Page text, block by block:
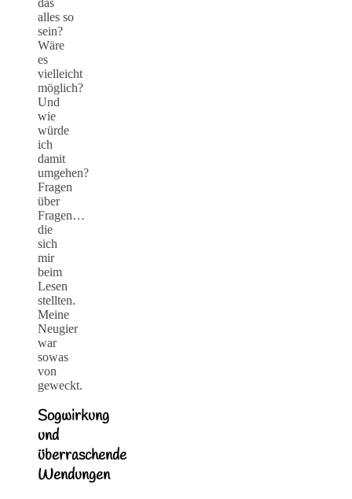
alles so
sein?
Wäre
es
vielleicht
möglich?
Und
wie
würde
ich
damit
umgehen?
Fragen
über
Fragen…
die
sich
mir
beim
Lesen
stellten.
Meine
Neugier
war
sowas
von
geweckt.
Sogwirkung
und
überraschende
Wendungen